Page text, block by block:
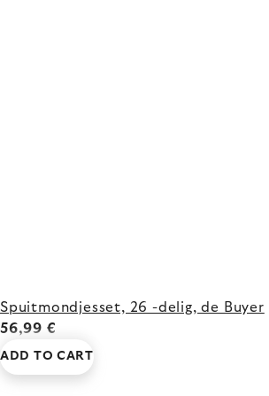
Spuitmondjesset, 26 -delig, de Buyer
56,99 €
ADD TO CART